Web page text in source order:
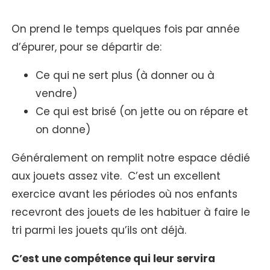
On prend le temps quelques fois par année
d’épurer, pour se départir de:
Ce qui ne sert plus (à donner ou à
vendre)
Ce qui est brisé (on jette ou on répare et
on donne)
Généralement on remplit notre espace dédié
aux jouets assez vite. C’est un excellent
exercice avant les périodes où nos enfants
recevront des jouets de les habituer à faire le
tri parmi les jouets qu’ils ont déjà.
C’est une compétence qui leur servira